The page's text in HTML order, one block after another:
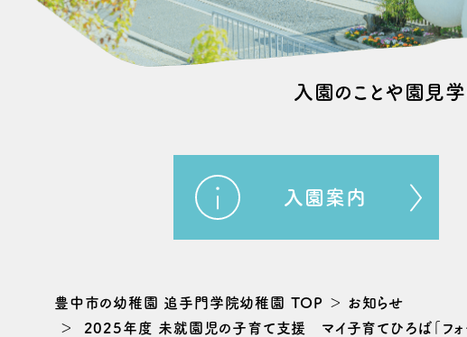
⼊園のことや園⾒
入園案内
豊中市の幼稚園 追手門学院幼稚園 TOP
お知らせ
2025年度 未就園児の子育て支援 マイ子育てひろば「フ